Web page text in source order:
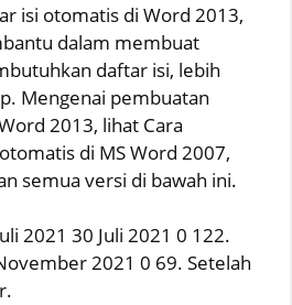
isi otomatis di Word 2013,
dalam membuat
daftar isi, lebih
Mengenai pembuatan
2013, lihat Cara
di MS Word 2007,
semua versi di bawah ini.
2021 30 Juli 2021 0 122.
2021 0 69. Setelah